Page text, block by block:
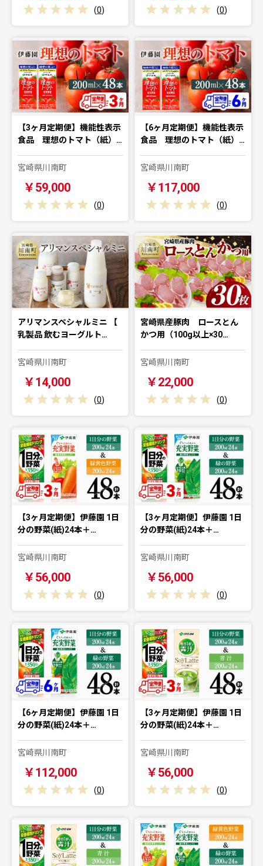
(0) (0)
【3ヶ月定期便】機能性表示
食品 理想のトマト（紙）…
宮崎県川南町
￥59,000
(0)
【6ヶ月定期便】機能性表示
食品 理想のトマト（紙）…
宮崎県川南町
￥117,000
(0)
アリマンスペシャルミニ 【
乳製品 飲むヨーグルト…
宮崎県川南町
￥14,000
(0)
宮崎県産豚肉 ロースとん
かつ用（100g以上×30…
宮崎県川南町
￥22,000
(0)
【3ヶ月定期便】伊藤園 1日
分の野菜(紙)24本＋…
宮崎県川南町
￥56,000
(0)
【3ヶ月定期便】伊藤園 1日
分の野菜(紙)24本＋…
宮崎県川南町
￥56,000
(0)
【6ヶ月定期便】伊藤園 1日
分の野菜(紙)24本＋…
宮崎県川南町
￥112,000
(0)
【3ヶ月定期便】伊藤園 1日
分の野菜(紙)24本＋…
宮崎県川南町
￥56,000
(0)